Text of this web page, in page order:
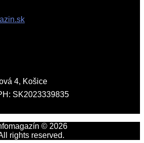
4, Košice
SK2023339835
© 2026
rights reserved.